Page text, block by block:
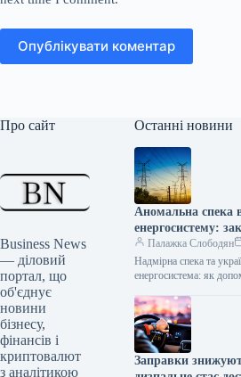
Опублікувати коментар
Про сайт
Business News
— діловий
портал, що
об'єднує
новини
бізнесу,
фінансів і
криптовалют
з аналітикою
Останні новини
Аномальна спека
енергосистему:
термінових дій
Палажка Слободян
Надмірна спека та
енергосистема: як
значне додаткове
енергетичну
Компанія
Заправки